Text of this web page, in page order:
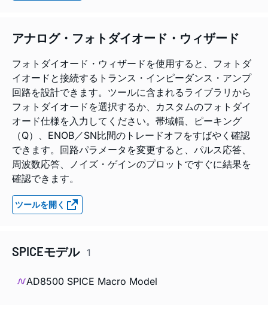
アナログ・フォトダイオード・ウィザード
フォトダイオード・ウィザードを使用すると、フォトダ
イオードと接続するトランス・インピーダンス・アンプ
回路を設計できます。ツールに含まれるライブラリから
フォトダイオードを選択するか、カスタムのフォトダイ
オード仕様を入力してください。帯域幅、ピーキング
（Q）、ENOB／SN比間のトレードオフをすばやく確認
できます。回路パラメータを変更すると、パルス応答、
周波数応答、ノイズ・ゲインのプロットですぐに結果を
確認できます。
ツールを開く
SPICEモデル 1
AD8500 SPICE Macro Model